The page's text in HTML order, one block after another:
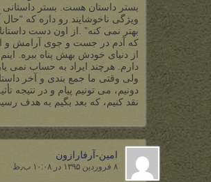
بستر داستان هست. بستر داستانی
ویژگی ناخوشایند رو داره که “حال
بهتر نمی کنه” .از اون دست
که آدم در جست و جوی آرامش و
از دنیای خودش بهش پناه ببره.
دارم. هرچند ایراد به حساب نمی
ولی وقتی ما جمع بندی و آخر
دونیم، می تونیم پیام و در نتیجه
نقد کنیم، که بعد بگیم به هدف
امین-آرفارازون
۸ فروردین ۱۳۹۵ در ۱۰:۰۸ ب٫ظ